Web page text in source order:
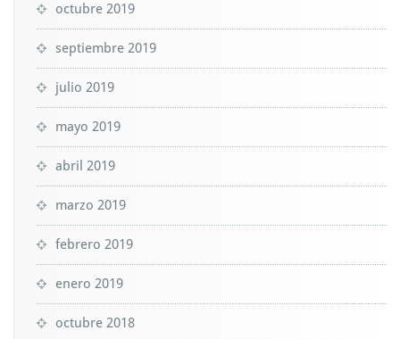
octubre 2019
septiembre 2019
julio 2019
mayo 2019
abril 2019
marzo 2019
febrero 2019
enero 2019
octubre 2018